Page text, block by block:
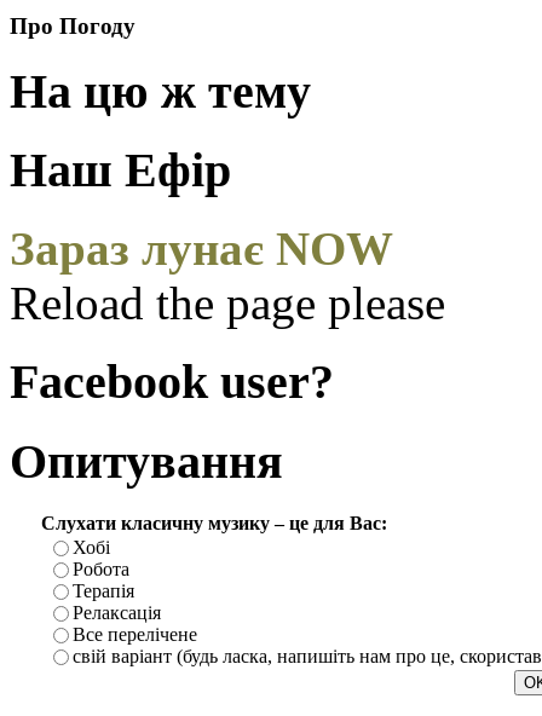
Про Погоду
На цю ж тему
Наш Ефір
Зараз лунає NOW
Reload the page please
Facebook user?
Опитування
Слухати класичну музику – це для Вас:
Хобі
Робота
Терапія
Релаксація
Все перелічене
свій варіант (будь ласка, напишіть нам про це,